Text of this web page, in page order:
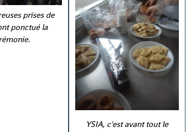
prises de
ponctué la
YSIA, c'est avant tout le